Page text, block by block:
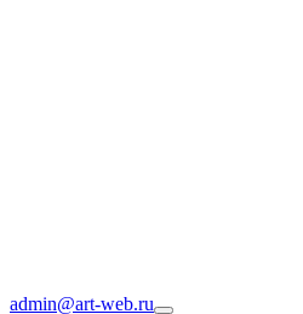
admin@art-web.ru